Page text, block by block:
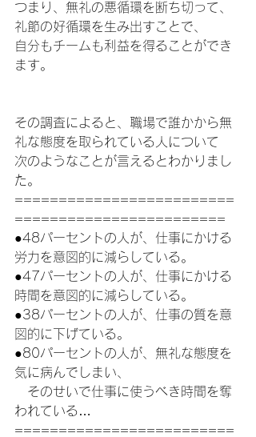
つまり、無礼の悪循環を断ち切って、
礼節の好循環を生み出すことで、
自分もチームも利益を得ることができ
ます。
その調査によると、職場で誰かから無
礼な態度を取られている人について
次のようなことが言えるとわかりまし
た。
=========================
========================
●48パーセントの人が、仕事にかける
労力を意図的に減らしている。
●47パーセントの人が、仕事にかける
時間を意図的に減らしている。
●38パーセントの人が、仕事の質を意
図的に下げている。
●80パーセントの人が、無礼な態度を
気に病んでしまい、
そのせいで仕事に使うべき時間を奪
われている…
=========================